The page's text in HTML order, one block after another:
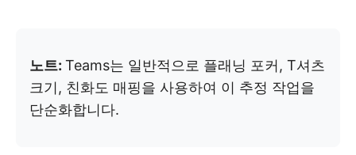
노트: Teams는 일반적으로 플래닝 포커, T셔츠
크기, 친화도 매핑을 사용하여 이 추정 작업을
단순화합니다.